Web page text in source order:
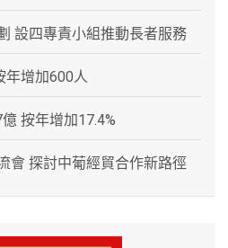
設四專責小組推動長者服務
年增加600人
按年增加17.4%
會 探討中葡經貿合作新路徑